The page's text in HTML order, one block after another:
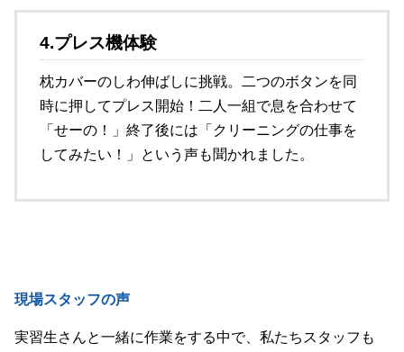
4.プレス機体験
枕カバーのしわ伸ばしに挑戦。二つのボタンを同
時に押してプレス開始！二人一組で息を合わせて
「せーの！」終了後には「クリーニングの仕事を
してみたい！」という声も聞かれました。
現場スタッフの声
実習生さんと一緒に作業をする中で、私たちスタッフも